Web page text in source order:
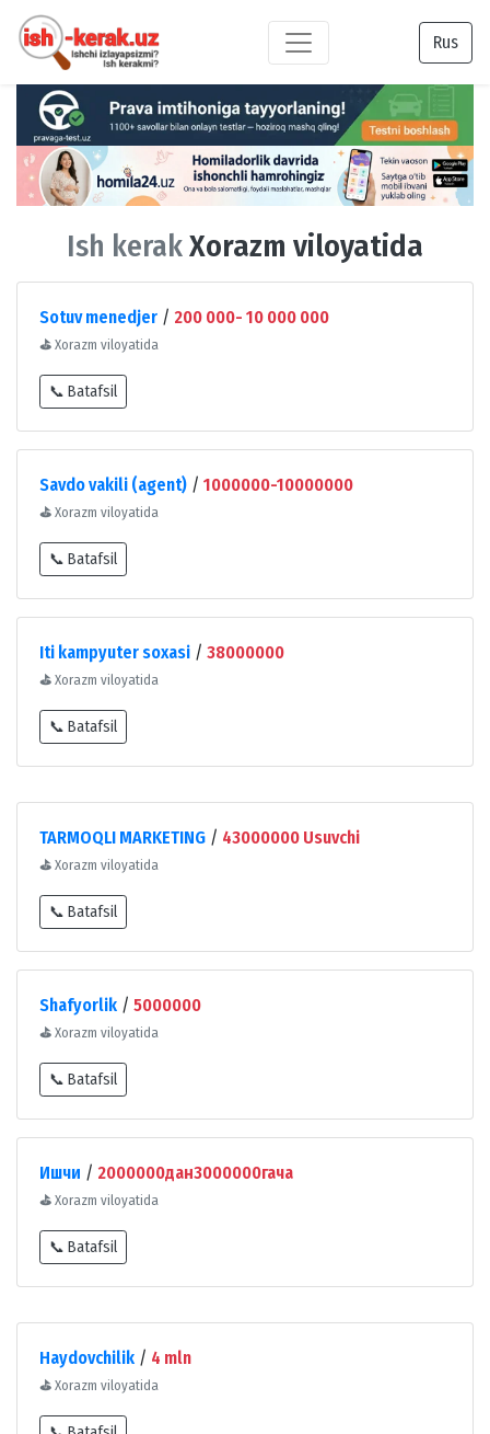
Rus
Ish kerakXorazm viloyatida
Sotuv menedjer / 200 000- 10 000 000
⛳ Xorazm viloyatida
📞 Batafsil
Savdo vakili (agent) / 1000000-10000000
⛳ Xorazm viloyatida
📞 Batafsil
Iti kampyuter soxasi / 38000000
⛳ Xorazm viloyatida
📞 Batafsil
TARMOQLI MARKETING / 43000000 Usuvchi
⛳ Xorazm viloyatida
📞 Batafsil
Shafyorlik / 5000000
⛳ Xorazm viloyatida
📞 Batafsil
Ишчи / 2000000дан3000000гача
⛳ Xorazm viloyatida
📞 Batafsil
Haydovchilik / 4 mln
⛳ Xorazm viloyatida